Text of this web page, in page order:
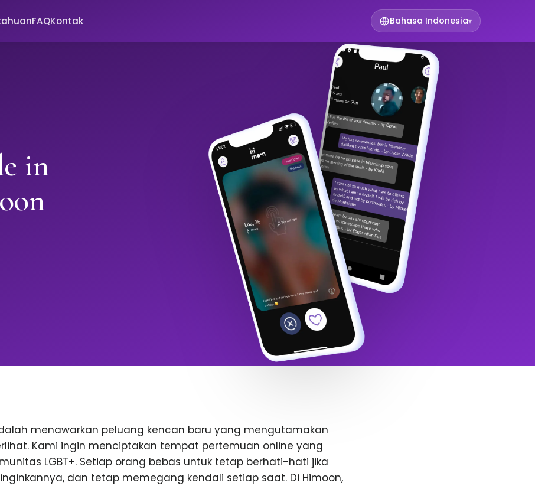
FAQKontak Bahasa Indonesia▾
in
menawarkan peluang kencan baru yang mengutamakan
Kami ingin menciptakan tempat pertemuan online yang
LGBT+. Setiap orang bebas untuk tetap berhati-hati jika
dan tetap memegang kendali setiap saat. Di Himoon,